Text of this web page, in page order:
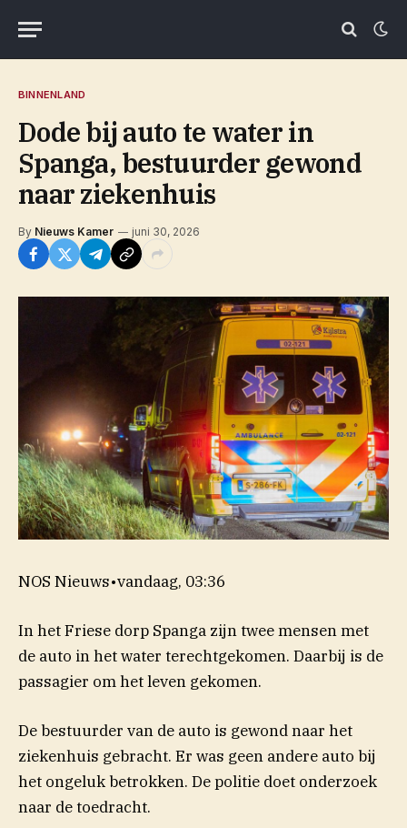
BINNENLAND
Dode bij auto te water in
Spanga, bestuurder gewond
naar ziekenhuis
By Nieuws Kamer juni 30, 2026
NOS Nieuws•vandaag, 03:36
In het Friese dorp Spanga zijn twee mensen met
de auto in het water terechtgekomen. Daarbij is de
passagier om het leven gekomen.
De bestuurder van de auto is gewond naar het
ziekenhuis gebracht. Er was geen andere auto bij
het ongeluk betrokken. De politie doet onderzoek
naar de toedracht.